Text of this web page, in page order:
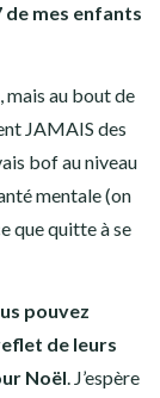
de mes enfants
mais au bout de
JAMAIS des
bof au niveau
mentale (on
que quitte à se
pouvez
de leurs
Noël. J’espère